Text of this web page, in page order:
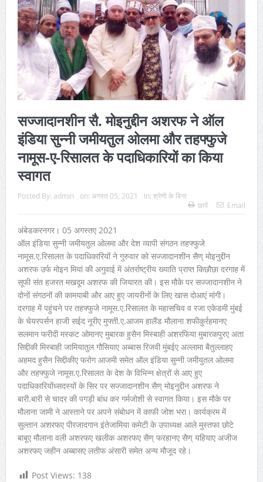
सज्जादानशीन सै. मोइनुद्दीन अशरफ ने ऑल
इंडिया सुन्नी जमीयतुल ओलमा और तहफ्फुजे
नामूस-ए-रिसालत के पदाधिकारियों का किया
स्वागत
Posted By: admin on: अगस्त 05, 2021 In: श्रेणी के बिना
छापें
Email
अंबेडकरनगर। 05 अगस्तए 2021
ऑल इंडिया सुन्नी जमीयतुल ओलमा और देश व्यापी संगठन तहफ्फुजे
नामूस.ए.रिसालत के पदाधिकारियों ने गुरुवार को सज्जादानशीन सैण् मोइनुद्दीन
अशरफ उर्फ मोइन मियां की अगुवाई में अंतर्राष्ट्रीय ख्याति प्राप्त किछौछा दरगाह में
सूफी संत हजरत मखदूम अशरफ की जियारत की। इस मौके पर सज्जादानशीन ने
दोनों संगठनों की कामयाबी और आए हुए जायरीनों के लिए खास दोआएं मांगी।
दरगाह में पहुंचने पर तहफ्फुजे नामूस.ए.रिसालत के महासचिव व रजा एकेडमी मुंबई
के चेयरपर्सन हाजी सईद नूरीए मुफ्ती.ए.आजम हालैंड मौलाना शफीकुर्रहमानए
सलमान फरीदी मस्कट ओमानए मुबारक हुसैन मिस्बाही अशरफिया मुबारकपुरए अता
सिद्दीकी मिस्बाही जामियातुल गौसियाए अब्बास रिजवी मुंबईए अल्लामा बैतुल्लाहए
अहमद हुसैन सिद्दीकीए फरोग आजमी समेत ऑल इंडिया सुन्नी जमीयुतल ओलमा
और तहफ्फुजे नामूस.ए.रिसालत के देश के विभिन्न क्षेत्रों से आए हुए
पदाधिकारियोंध्सदस्यों के सिर पर सज्जादानशीन सैण् मोइनुद्दीन अशरफ ने
बारी.बारी से चादर की पगड़ी बांध कर गर्मजोशी से स्वागत किया। इस मौके पर
मौलाना जामी ने आस्ताने पर अपने संबोधन में काफी जोश भरा। कार्यक्रम में
सुल्तान अशरफए पीरजादगान इंतेजामिया कमेटी के उपाध्यक्ष आले मुस्तफा छोटे
बाबूए मौलाना वली अशरफए खलीक अशरफए सैण् फरहानए सैण् यहियाए अजीज
अशरफए जहीन अब्बासए लतीफ अंसारी समेत अन्य मौजूद रहे।
Post Views: 138